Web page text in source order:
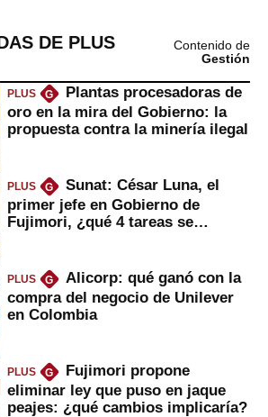
DE PLUS
Contenido de
Gestión
PLUS G
Plantas procesadoras de
oro en la mira del Gobierno: la
propuesta contra la minería ilegal
PLUS G
Sunat: César Luna, el
primer jefe en Gobierno de
Fujimori, ¿qué 4 tareas se
PLUS G
Alicorp: qué ganó con la
compra del negocio de Unilever
en Colombia
PLUS G
Fujimori propone
eliminar ley que puso en jaque
peajes: ¿qué cambios implicaría?